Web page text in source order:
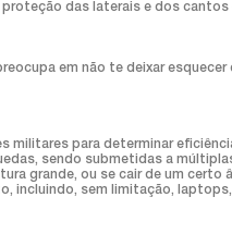
das laterais e dos
em não te deixar esquecer
para determinar
sendo submetidas a
grande, ou se cair de um certo
sem limitação, laptops,